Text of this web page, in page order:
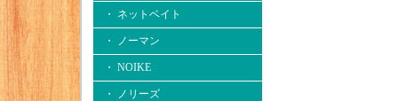
・ ネットベイト
・ ノーマン
・ NOIKE
・ ノリーズ